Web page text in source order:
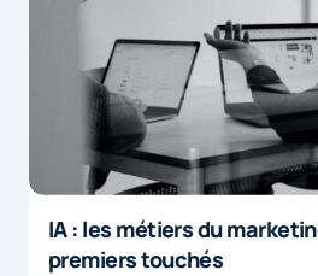
IA : les métiers du
premiers touchés